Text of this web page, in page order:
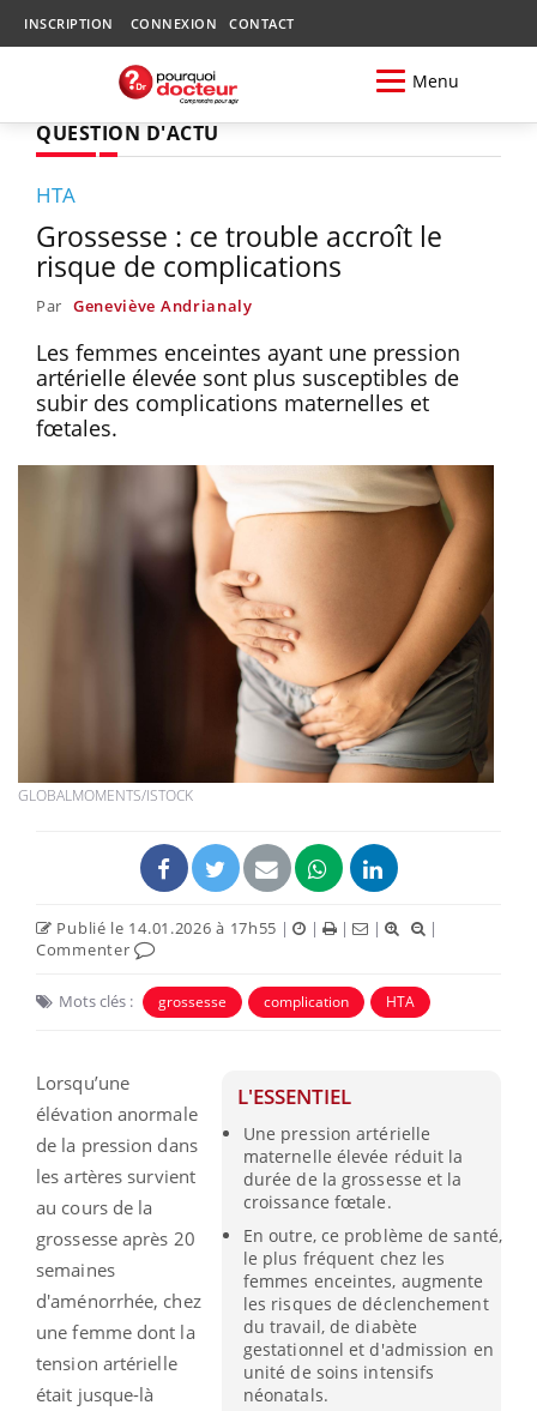
INSCRIPTION CONNEXION CONTACT
Menu
QUESTION D'ACTU
HTA
Grossesse : ce trouble accroît le
risque de complications
Par Geneviève Andrianaly
Les femmes enceintes ayant une pression
artérielle élevée sont plus susceptibles de
subir des complications maternelles et
fœtales.
GLOBALMOMENTS/ISTOCK
Publié le 14.01.2026 à 17h55 | | | |
|
Commenter
Mots clés : grossesse complication HTA
L'ESSENTIEL
Une pression artérielle
maternelle élevée réduit la
durée de la grossesse et la
croissance fœtale.
En outre, ce problème de santé,
le plus fréquent chez les
femmes enceintes, augmente
les risques de déclenchement
du travail, de diabète
gestationnel et d'admission en
unité de soins intensifs
néonatals.
Lorsqu’une
élévation anormale
de la pression dans
les artères survient
au cours de la
grossesse après 20
semaines
d'aménorrhée, chez
une femme dont la
tension artérielle
était jusque-là